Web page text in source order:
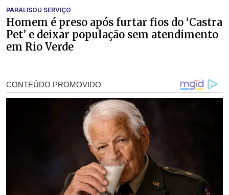
PARALISOU SERVIÇO
Homem é preso após furtar fios do ‘Castra
Pet’ e deixar população sem atendimento
em Rio Verde